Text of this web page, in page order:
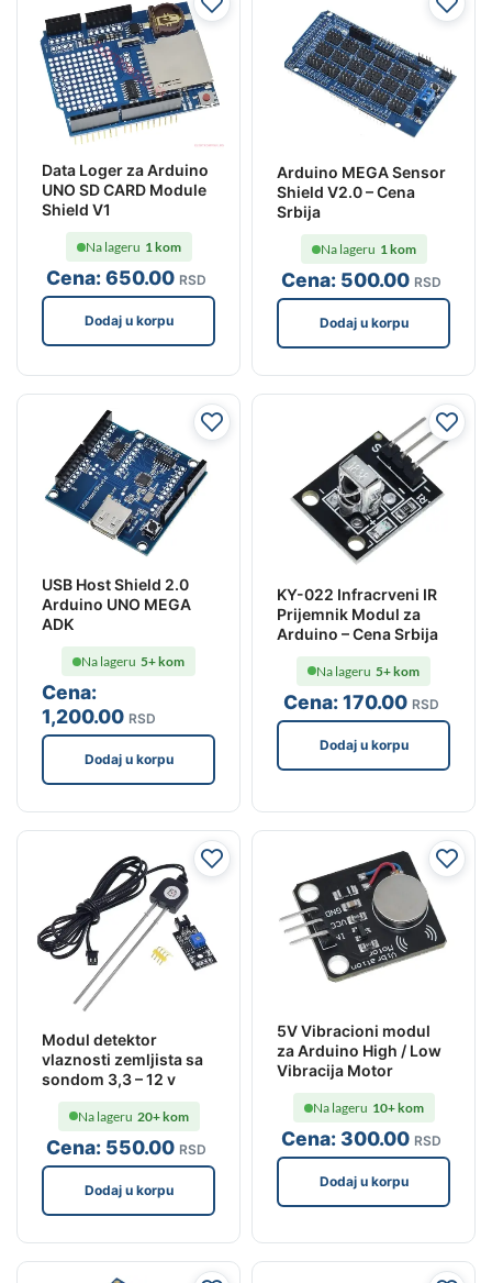
Data Loger za Arduino
UNO SD CARD Module
Shield V1
Cena:650.00 RSD
Na lageru 1 kom
Dodaj u korpu
Arduino MEGA Sensor
Shield V2.0 – Cena
Srbija
Cena: 500.00 RSD
Na lageru 1 kom
Dodaj u korpu
USB Host Shield 2.0
Arduino UNO MEGA
ADK
Cena:
1,200.00 RSD
Na lageru 5+ kom
Dodaj u korpu
KY-022 Infracrveni IR
Prijemnik Modul za
Arduino – Cena Srbija
Cena:170.00 RSD
Na lageru 5+ kom
Dodaj u korpu
Modul detektor
vlaznosti zemljista sa
sondom 3,3 – 12 v
Cena: 550.00 RSD
Na lageru 20+ kom
Dodaj u korpu
5V Vibracioni modul
za Arduino High / Low
Vibracija Motor
Cena:300.00 RSD
Na lageru 10+ kom
Dodaj u korpu